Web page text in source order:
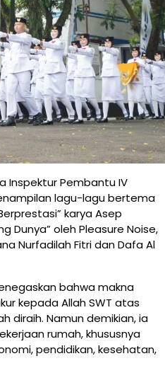
Inspektur Pembantu IV
lagu-lagu bertema
karya Asep
Dunya” oleh Pleasure Noise,
Nurfadilah Fitri dan Dafa Al
bahwa makna
kepada Allah SWT atas
diraih. Namun demikian, ia
rumah, khususnya
pendidikan, kesehatan,